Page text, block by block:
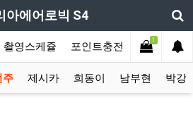
아에어로빅 S4
촬영스케쥴 포인트충전 장르별 모음
1
주 제시카 희동이 남부현 박강